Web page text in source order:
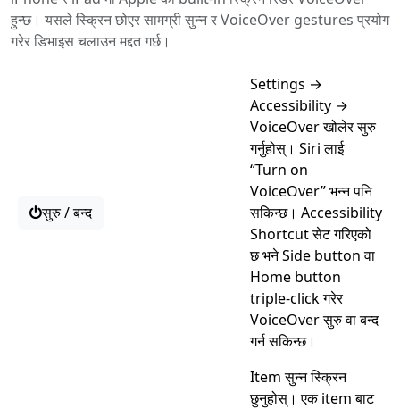
हुन्छ। यसले स्क्रिन छोएर सामग्री सुन्न र VoiceOver gestures प्रयोग
गरेर डिभाइस चलाउन मद्दत गर्छ।
सुरु / बन्द
Settings →
Accessibility →
VoiceOver खोलेर सुरु
गर्नुहोस्। Siri लाई
“Turn on
VoiceOver” भन्न पनि
सकिन्छ। Accessibility
Shortcut सेट गरिएको
छ भने Side button वा
Home button
triple-click गरेर
VoiceOver सुरु वा बन्द
गर्न सकिन्छ।
Item सुन्न स्क्रिन
छुनुहोस्। एक item बाट